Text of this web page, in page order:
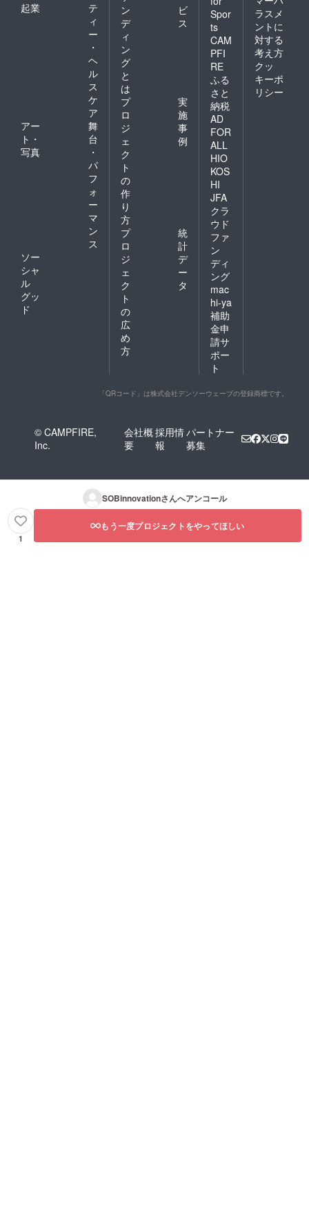
起業
テ
ィ
ー
・
ヘ
ル
ス
ケ
ア
アー
ト・
写真
舞
台
・
パ
フ
ォ
ー
マ
ン
ス
ソー
シャ
ル
グッ
ド
ン
デ
ィ
ン
グ
と
は
ビ
ス
プ
ロ
ジ
ェ
ク
ト
の
作
り
方
実
施
事
例
プ
ロ
ジ
ェ
ク
ト
の
広
め
方
統
計
デ
ー
タ
Spor
ts
CAM
PFI
RE
ふる
さと
納税
AD
FOR
ALL
HIO
KOS
HI
JFA
クラ
ウド
ファ
ン
ディ
ング
mac
hi-ya
補助
金申
請サ
ポー
ト
ラスメ
ントに
対する
考え方
クッ
キーポ
リシー
「QRコード」は株式会社デンソーウェーブの登録商標です。
© CAMPFIRE,
Inc.
会社概
要
採用情
報
パートナー
募集
SOBinnovationさんへアンコール
1
もう一度プロジェクトをやってほしい